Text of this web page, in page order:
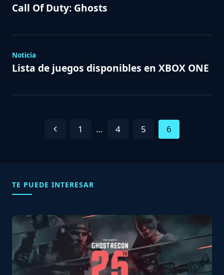
Call Of Duty: Ghosts
Noticia
Lista de juegos disponibles en XBOX ONE
Navegación
Previous
1 … 4 5 6
TE PUEDE INTERESAR